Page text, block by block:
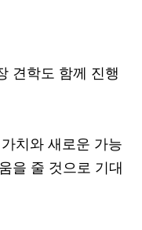
견학도 함께 진행
치와 새로운 가능
을 줄 것으로 기대